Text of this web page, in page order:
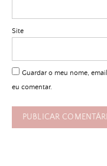
Site
Guardar o meu nome,
eu comentar.